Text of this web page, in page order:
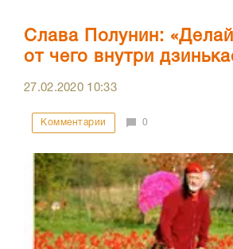
Слава Полунин:
от чего внутри
27.02.2020 10:33
Комментарии 0